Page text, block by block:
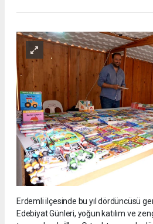
Erdemli ilçesinde bu yıl dördüncüsü
Edebiyat Günleri, yoğun katılım ve